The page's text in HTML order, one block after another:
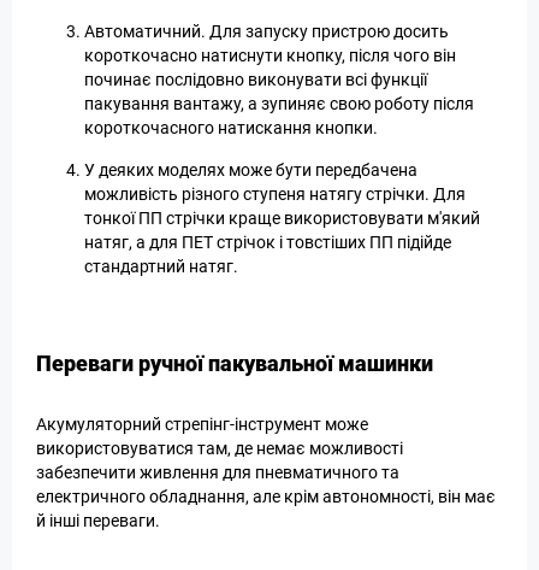
Автоматичний. Для запуску пристрою досить
короткочасно натиснути кнопку, після чого він
починає послідовно виконувати всі функції
пакування вантажу, а зупиняє свою роботу після
короткочасного натискання кнопки.
У деяких моделях може бути передбачена
можливість різного ступеня натягу стрічки. Для
тонкої ПП стрічки краще використовувати м'який
натяг, а для ПЕТ стрічок і товстіших ПП підійде
стандартний натяг.
Переваги ручної пакувальної машинки
Акумуляторний стрепінг-інструмент може
використовуватися там, де немає можливості
забезпечити живлення для пневматичного та
електричного обладнання, але крім автономності, він має
й інші переваги.